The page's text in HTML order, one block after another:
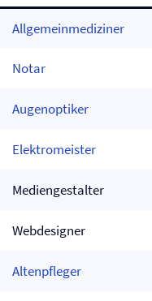
Allgemeinmediziner
Notar
Augenoptiker
Elektromeister
Mediengestalter
Webdesigner
Altenpfleger